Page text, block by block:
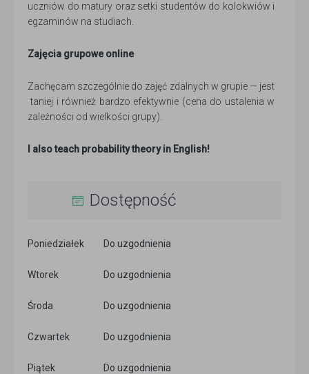
uczniów do matury oraz setki studentów do kolokwiów i
egzaminów na studiach.
Zajęcia grupowe online
Zachęcam szczególnie do zajęć zdalnych w grupie — jest
taniej i również bardzo efektywnie (cena do ustalenia w
zależności od wielkości grupy).
I also teach probability theory in English!
Dostępność
Poniedziałek Do uzgodnienia
Wtorek Do uzgodnienia
Środa Do uzgodnienia
Czwartek Do uzgodnienia
Piątek Do uzgodnienia